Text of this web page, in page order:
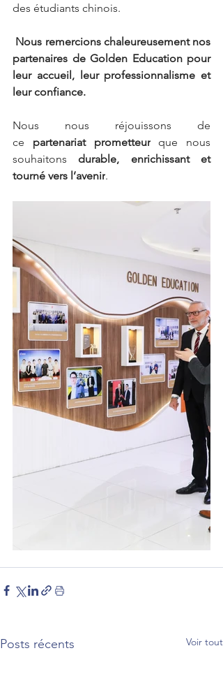
des étudiants chinois.
Nous remercions chaleureusement nos
partenaires de Golden Education pour
leur accueil, leur professionnalisme et
leur confiance.
Nous nous réjouissons de
ce partenariat prometteur que nous
souhaitons durable, enrichissant et
tourné vers l’avenir.
Posts récents Voir tout